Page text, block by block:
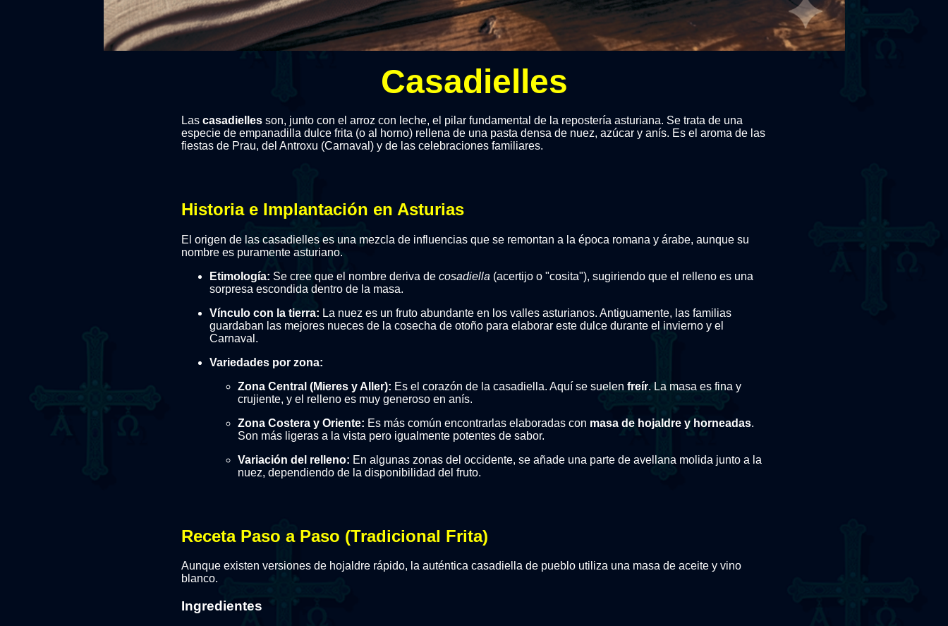
Casadielles
Las casadielles son, junto con el arroz con leche, el pilar fundamental de la repostería asturiana. Se trata de una
especie de empanadilla dulce frita (o al horno) rellena de una pasta densa de nuez, azúcar y anís. Es el aroma de las
fiestas de Prau, del Antroxu (Carnaval) y de las celebraciones familiares.
Historia e Implantación en Asturias
El origen de las casadielles es una mezcla de influencias que se remontan a la época romana y árabe, aunque su
nombre es puramente asturiano.
Etimología: Se cree que el nombre deriva de cosadiella (acertijo o "cosita"), sugiriendo que el relleno es una
sorpresa escondida dentro de la masa.
Vínculo con la tierra: La nuez es un fruto abundante en los valles asturianos. Antiguamente, las familias
guardaban las mejores nueces de la cosecha de otoño para elaborar este dulce durante el invierno y el
Carnaval.
Variedades por zona:
Zona Central (Mieres y Aller): Es el corazón de la casadiella. Aquí se suelen freír. La masa es fina y
crujiente, y el relleno es muy generoso en anís.
Zona Costera y Oriente: Es más común encontrarlas elaboradas con masa de hojaldre y horneadas.
Son más ligeras a la vista pero igualmente potentes de sabor.
Variación del relleno: En algunas zonas del occidente, se añade una parte de avellana molida junto a la
nuez, dependiendo de la disponibilidad del fruto.
Receta Paso a Paso (Tradicional Frita)
Aunque existen versiones de hojaldre rápido, la auténtica casadiella de pueblo utiliza una masa de aceite y vino
blanco.
Ingredientes